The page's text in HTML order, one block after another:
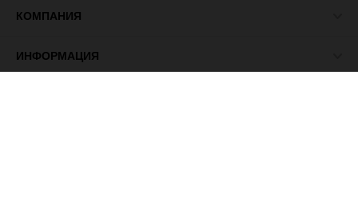
КОМПАНИЯ
ИНФОРМАЦИЯ